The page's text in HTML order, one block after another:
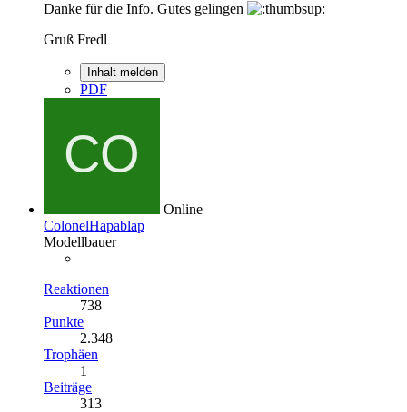
Danke für die Info. Gutes gelingen
Gruß Fredl
Inhalt melden
PDF
Online
ColonelHapablap
Modellbauer
Reaktionen
738
Punkte
2.348
Trophäen
1
Beiträge
313